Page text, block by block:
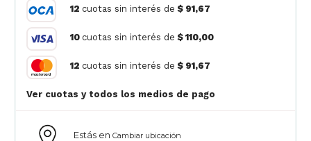
Estás en Cambiar ubicación
12 cuotas sin interés de $ 91,67
10 cuotas sin interés de $ 110,00
12 cuotas sin interés de $ 91,67
Ver cuotas y todos los medios de pago